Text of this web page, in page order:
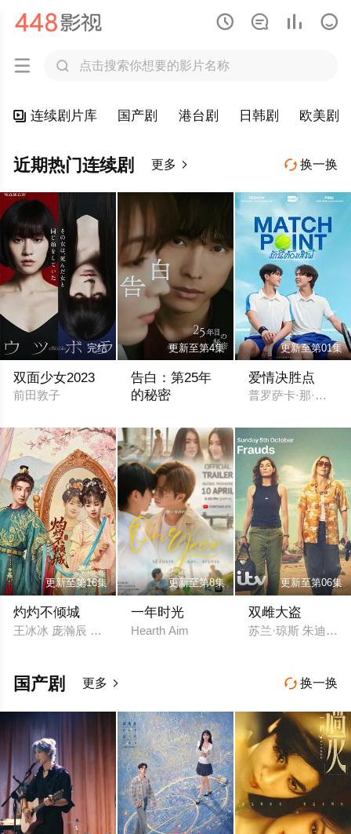
   
 
 连续剧片库 国产剧 港台剧 日韩剧 欧美剧
 换一换
近期热门连续剧 更多 
完结
双面少女2023
前田敦子
更新至第4集
告白：第25年
的秘密
更新至第01集
爱情决胜点
普罗萨卡·那·萨克
更新至第16集
灼灼不倾城
王冰冰 庞瀚辰 Hanchen Pang 林思意 成方旭 朱宏嘉 郭甲醛 奥
更新至第8集
一年时光
Hearth Aim
更新至第06集
双雌大盗
苏兰·琼斯 朱迪·惠
 换一换
国产剧 更多 